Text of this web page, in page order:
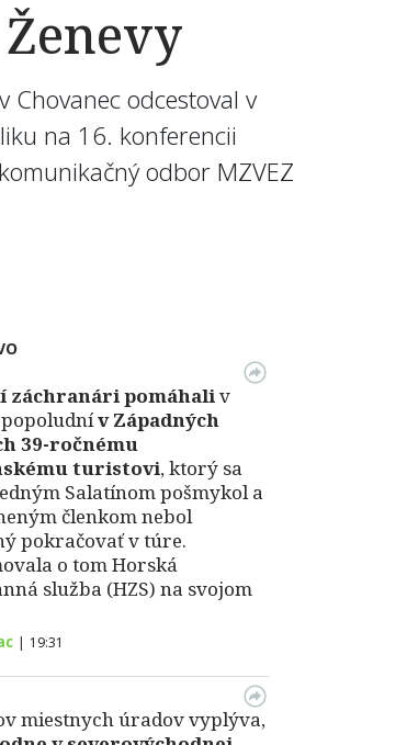
Chovanec odcestoval v
na 16. konferencii
odbor MZVEZ
záchranári pomáhaliv
v Západných
39-ročnému
turistovi, ktorý sa
Salatínom pošmykol a
členkom nebol
pokračovať v túre.
o tom Horská
služba (HZS) na svojom
| 19:31
miestnych úradov vyplýva,